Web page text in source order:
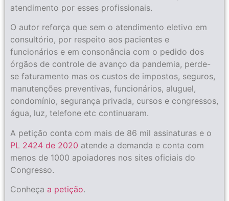
atendimento por esses profissionais.
O autor reforça que sem o atendimento eletivo em
consultório, por respeito aos pacientes e
funcionários e em consonância com o pedido dos
órgãos de controle de avanço da pandemia, perde-
se faturamento mas os custos de impostos, seguros,
manutenções preventivas, funcionários, aluguel,
condomínio, segurança privada, cursos e congressos,
água, luz, telefone etc continuaram.
A petição conta com mais de 86 mil assinaturas e o
PL 2424 de 2020 atende a demanda e conta com
menos de 1000 apoiadores nos sites oficiais do
Congresso.
Conheça a petição.